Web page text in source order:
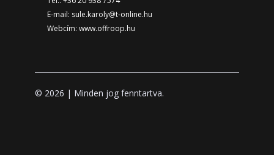
E-mail: sule.karoly@t-online.hu
Webcím: www.offroop.hu
© 2026 | Minden jog fenntartva.